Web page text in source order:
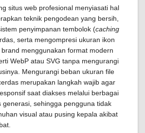
situs web profesional menyiasati hal
teknik pengodean yang bersih,
penyimpanan tembolok (caching
serta mengompresi ukuran ikon
menggunakan format modern
WebP atau SVG tanpa mengurangi
Mengurangi beban ukuran file
merupakan langkah wajib agar
saat diakses melalui berbagai
generasi, sehingga pengguna tidak
visual atau pusing kepala akibat